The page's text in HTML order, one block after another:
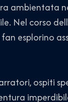
ambientata
Nel corso
esplorino
ospiti